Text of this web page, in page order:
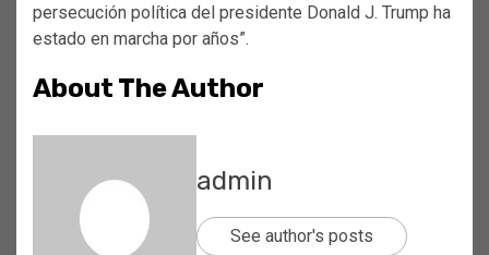
persecución política del presidente Donald J. Trump ha
estado en marcha por años”.
About The Author
admin
See author's posts